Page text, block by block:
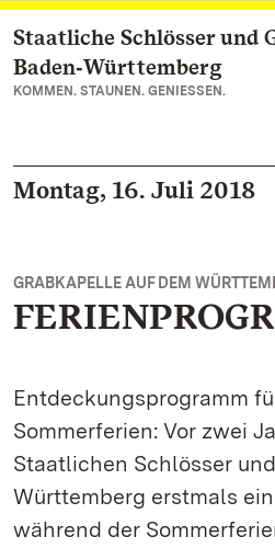
Zum Hauptinhalt springen
Staatliche Schlösser und
Baden‑Württemberg
KOMMEN. STAUNEN. GENIESSEN.
Montag, 16. Juli 2018
GRABKAPELLE AUF DEM
Entdeckungsprogramm
Sommerferien: Vor zwei
Staatlichen Schlösser
Württemberg erstmals
während der